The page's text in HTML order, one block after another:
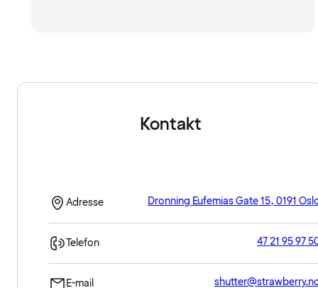
Kontakt
Adresse Dronning Eufemias Gate 15, 0191
Telefon 47 21 95 97
E-mail